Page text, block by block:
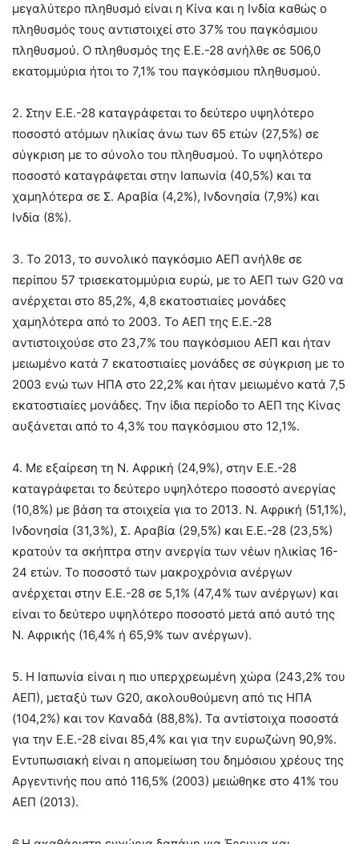
μεγαλύτερο πληθυσμό είναι η Κίνα και η Ινδία καθώς ο
πληθυσμός τους αντιστοιχεί στο 37% του παγκόσμιου
πληθυσμού. Ο πληθυσμός της Ε.Ε.-28 ανήλθε σε 506,0
εκατομμύρια ήτοι το 7,1% του παγκόσμιου πληθυσμού.
2. Στην Ε.Ε.-28 καταγράφεται το δεύτερο υψηλότερο
ποσοστό ατόμων ηλικίας άνω των 65 ετών (27,5%) σε
σύγκριση με το σύνολο του πληθυσμού. Το υψηλότερο
ποσοστό καταγράφεται στην Ιαπωνία (40,5%) και τα
χαμηλότερα σε Σ. Αραβία (4,2%), Ινδονησία (7,9%) και
Ινδία (8%).
3. Το 2013, το συνολικό παγκόσμιο ΑΕΠ ανήλθε σε
περίπου 57 τρισεκατομμύρια ευρώ, με το ΑΕΠ των G20 να
ανέρχεται στο 85,2%, 4,8 εκατοστιαίες μονάδες
χαμηλότερα από το 2003. Το ΑΕΠ της Ε.Ε.-28
αντιστοιχούσε στο 23,7% του παγκόσμιου ΑΕΠ και ήταν
μειωμένο κατά 7 εκατοστιαίες μονάδες σε σύγκριση με το
2003 ενώ των ΗΠΑ στο 22,2% και ήταν μειωμένο κατά 7,5
εκατοστιαίες μονάδες. Την ίδια περίοδο το ΑΕΠ της Κίνας
αυξάνεται από το 4,3% του παγκόσμιου στο 12,1%.
4. Με εξαίρεση τη Ν. Αφρική (24,9%), στην Ε.Ε.-28
καταγράφεται το δεύτερο υψηλότερο ποσοστό ανεργίας
(10,8%) με βάση τα στοιχεία για το 2013. Ν. Αφρική (51,1%),
Ινδονησία (31,3%), Σ. Αραβία (29,5%) και Ε.Ε.-28 (23,5%)
κρατούν τα σκήπτρα στην ανεργία των νέων ηλικίας 16-
24 ετών. Το ποσοστό των μακροχρόνια ανέργων
ανέρχεται στην Ε.Ε.-28 σε 5,1% (47,4% των ανέργων) και
είναι το δεύτερο υψηλότερο ποσοστό μετά από αυτό της
Ν. Αφρικής (16,4% ή 65,9% των ανέργων).
5. Η Ιαπωνία είναι η πιο υπερχρεωμένη χώρα (243,2% του
ΑΕΠ), μεταξύ των G20, ακολουθούμενη από τις ΗΠΑ
(104,2%) και τον Καναδά (88,8%). Τα αντίστοιχα ποσοστά
για την Ε.Ε.-28 είναι 85,4% και για την ευρωζώνη 90,9%.
Εντυπωσιακή είναι η απομείωση του δημόσιου χρέους της
Αργεντινής που από 116,5% (2003) μειώθηκε στο 41% του
ΑΕΠ (2013).